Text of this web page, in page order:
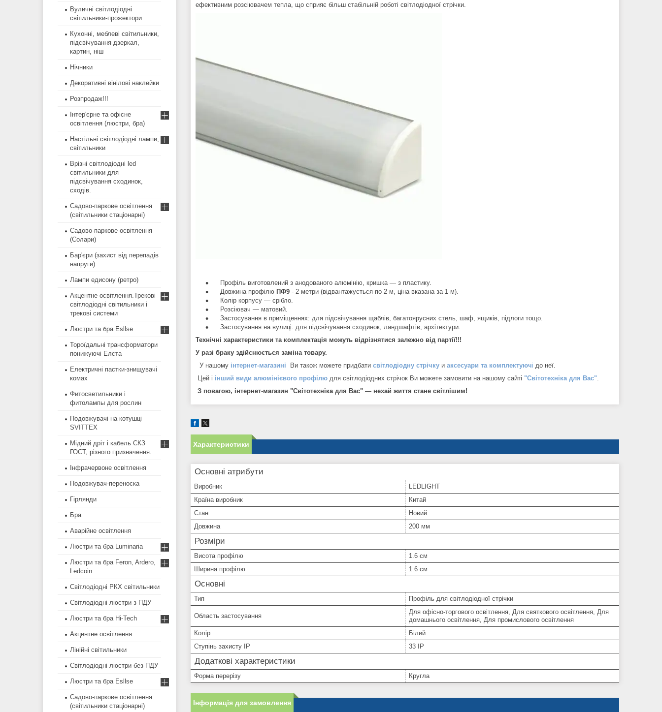
ефективним розсіювачем тепла, що сприяє більш стабільній роботі світлодіодної стрічки.
Профіль виготовлений з анодованого алюмінію, кришка — з пластику.
Довжина профілю ПФ9 - 2 метри (відвантажується по 2 м, ціна вказана за 1 м).
Колір корпусу — срібло.
Розсіювач — матовий.
Застосування в приміщеннях: для підсвічування щаблів, багатоярусних стель, шаф, ящиків, підлоги тощо.
Застосування на вулиці: для підсвічування сходинок, ландшафтів, архітектури.
Технічні характеристики та комплектація можуть відрізнятися залежно від партії!!!
У разі браку здійснюється заміна товару.
У нашому інтернет-магазині Ви також можете придбати світлодіодну стрічку и аксесуари та комплектуючі до неї.
Цей і інший види алюмінієвого профілю для світлодіодних стрічок Ви можете замовити на нашому сайті "Світотехніка для Вас"
З повагою, інтернет-магазин "Світотехніка для Вас" — нехай життя стане світлішим!
Характеристики
Основні атрибути
Виробник
LEDLIGHT
Країна виробник
Китай
Стан
Новий
Довжина
200 мм
Розміри
Висота профілю
1.6 см
Ширина профілю
1.6 см
Основні
Тип Профіль для світлодіодної стрічки
Область застосування
Для офісно-торгового освітлення, Для святкового освітлення, Для
домашнього освітлення, Для промислового освітлення
Колір
Білий
Ступінь захисту IP
33 IP
Додаткові характеристики
Форма перерізу Кругла
Інформація для замовлення
Вуличні світлодіодні
світильники-прожектори
Кухонні, меблеві світильники,
підсвічування дзеркал,
картин, ніш
Нічники
Декоративні вінілові наклейки
Розпродаж!!!
Інтер'єрне та офісне
освітлення (люстри, бра)
Настільні світлодіодні лампи,
світильники
Врізні світлодіодні led
світильники для
підсвічування сходинок,
сходів.
Садово-паркове освітлення
(світильники стаціонарні)
Садово-паркове освітлення
(Солари)
Бар'єри (захист від перепадів
напруги)
Лампи едисону (ретро)
Акцентне освітлення.Трекові
світлодіодні світильники і
трекові системи
Люстри та бра Esllse
Тороїдальні трансформатори
понижуючі Елста
Електричні пастки-знищувачі
комах
Фитосветильники і
фитолампы для рослин
Подовжувачі на котушці
SVITTEX
Мідний дріт і кабель СКЗ
ГОСТ, різного призначення.
Інфрачервоне освітлення
Подовжувач-переноска
Гірлянди
Бра
Аварійне освітлення
Люстри та бра Luminaria
Люстри та бра Feron, Ardero,
Ledcoin
Світлодіодні РКХ світильники
Світлодіодні люстри з ПДУ
Люстри та бра Hi-Tech
Акцентне освітлення
Лінійні світильники
Світлодіодні люстри без ПДУ
Люстри та бра Esllse
Садово-паркове освітлення
(світильники стаціонарні)